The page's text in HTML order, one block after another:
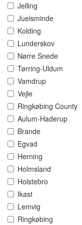
Jelling
Juelsminde
Kolding
Lunderskov
Nørre Snede
Tørring-Uldum
Vamdrup
Vejle
Ringkøbing County
Aulum-Haderup
Brande
Egvad
Herning
Holmsland
Holstebro
Ikast
Lemvig
Ringkøbing